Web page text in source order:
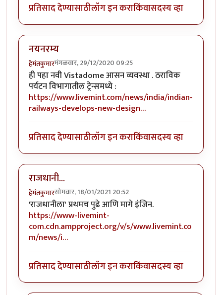
प्रतिसाद देण्यासाठीलॉग इन कराकिंवासदस्य व्हा
नयनरम्य
हेमंतकुमारमंगळवार, 29/12/2020 09:25
ही पहा नवी Vistadome आसन व्यवस्था . ठराविक
पर्यटन विभागातील ट्रेन्समध्ये :
https://www.livemint.com/news/india/indian-
railways-develops-new-design…
प्रतिसाद देण्यासाठीलॉग इन कराकिंवासदस्य व्हा
राजधानी...
हेमंतकुमारसोमवार, 18/01/2021 20:52
'राजधानीला' प्रथमच पुढे आणि मागे इंजिन.
https://www-livemint-
com.cdn.ampproject.org/v/s/www.livemint.co
m/news/i…
प्रतिसाद देण्यासाठीलॉग इन कराकिंवासदस्य व्हा